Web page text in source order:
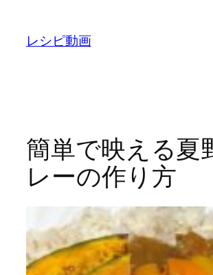
レシピ動画
簡単で映える夏
レーの作り方